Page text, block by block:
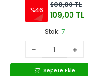
%46
200,00 TL
109,00 TL
Stok: 7
Sepete Ekle